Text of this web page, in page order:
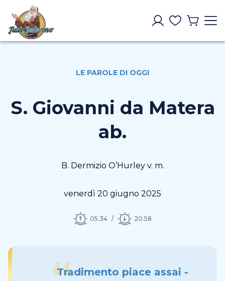
LE PAROLE DI OGGI
S. Giovanni da Matera
ab.
B. Dermizio O’Hurley v. m.
venerdì 20 giugno 2025
05.34 20.58
Tradimento piace assai -